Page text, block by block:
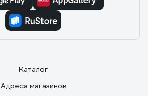
Каталог
Адреса магазинов